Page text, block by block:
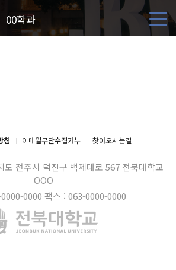
00학과
침 이메일무단수집거부 찾아오시는길
도 전주시 덕진구 백제대로 567 전북대학교
OOO
0000 팩스 : 063-0000-0000